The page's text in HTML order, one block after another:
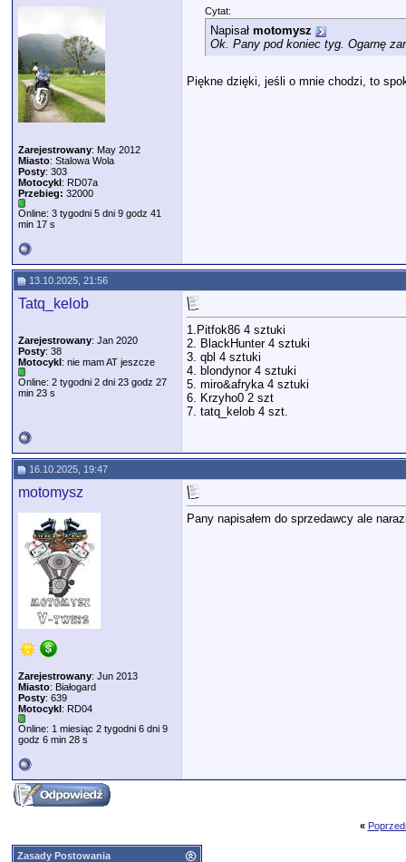
Zarejestrowany: May 2012
Miasto: Stalowa Wola
Posty: 303
Motocykl: RD07a
Przebieg: 32000
Online: 3 tygodni 5 dni 9 godz 41
min 17 s
Cytat:
Napisał motomysz
Ok. Pany pod koniec tyg. Ogarnę
Piękne dzięki, jeśli o mnie chodzi, to
13.10.2025, 21:56
Tatq_kelob
Zarejestrowany: Jan 2020
Posty: 38
Motocykl: nie mam AT jeszcze
Online: 2 tygodni 2 dni 23 godz 27
min 23 s
1.Pitfok86 4 sztuki
2. BlackHunter 4 sztuki
3. qbl 4 sztuki
4. blondynor 4 sztuki
5. miro&afryka 4 sztuki
6. Krzyho0 2 szt
7. tatq_kelob 4 szt.
16.10.2025, 19:47
motomysz
Zarejestrowany: Jun 2013
Miasto: Białogard
Posty: 639
Motocykl: RD04
Online: 1 miesiąc 2 tygodni 6 dni 9
godz 6 min 28 s
Pany napisałem do sprzedawcy ale
«
Zasady Postowania